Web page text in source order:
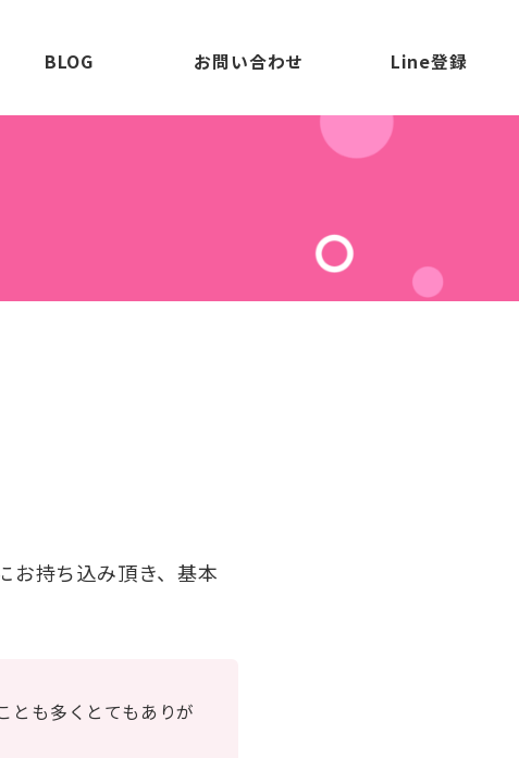
BLOG お問い合わせ Line登録
お持ち込み頂き、基本
とも多くとてもありが